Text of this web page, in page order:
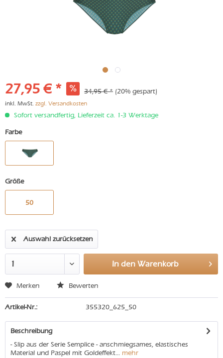
27,95 € * 34,95 € * (20% gespart)
inkl. MwSt. zzgl. Versandkosten
Sofort versandfertig, Lieferzeit ca. 1-3 Werktage
Farbe
Größe
50
Auswahl zurücksetzen
In den Warenkorb
Merken Bewerten
Artikel-Nr.: 355320_625_50
Beschreibung
- Slip aus der Serie Semplice - anschmiegsames, elastisches
Material und Paspel mit Goldeffekt... mehr